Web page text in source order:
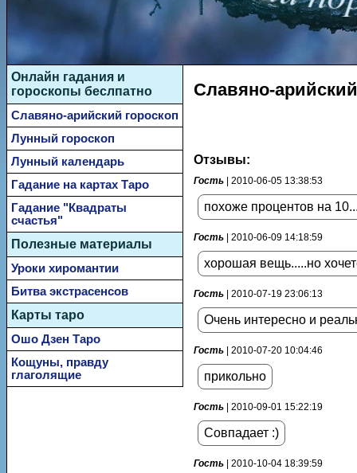
Славяно-
Отзывы:
Гость | 2010-06-05 13:38:53
похоже процентов на
Гость | 2010-06-09 14:18:59
хорошая вещь.....но
Гость | 2010-07-19 23:06:13
Очень интересно и
Гость | 2010-07-20 10:04:46
прикольно
Гость | 2010-09-01 15:22:19
Совпадает :)
Гость | 2010-10-04 18:39:59
Онлайн гадания и
гороскопы беслпатно
Славяно-арийский гороскоп
Лунный гороскоп
Лунный календарь
Гадание на картах Таро
Гадание "Квадраты
счастья"
Полезные материалы
Уроки хиромантии
Битва экстрасенсов
Карты таро
Ошо Дзен Таро
Кощуны, правду
глаголящие